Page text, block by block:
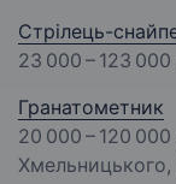
Стрілець-
23 000 – 123 000
Гранатометник
20 000 – 120 000
Хмельницького,